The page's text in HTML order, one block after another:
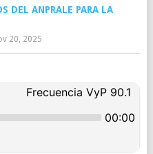
DEL ANPRALE PARA LA
20, 2025